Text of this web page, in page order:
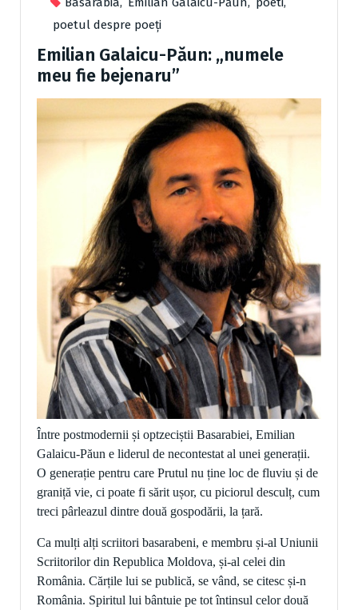
poetul despre poeți
Emilian Galaicu-Păun: „numele
meu fie bejenaru”
Între postmodernii și optzeciștii Basarabiei, Emilian
Galaicu-Păun e liderul de necontestat al unei generații.
O generație pentru care Prutul nu ține loc de fluviu și de
graniță vie, ci poate fi sărit ușor, cu piciorul desculț, cum
treci pârleazul dintre două gospodării, la țară.
Ca mulți alți scriitori basarabeni, e membru și-al Uniunii
Scriitorilor din Republica Moldova, și-al celei din
România. Cărțile lui se publică, se vând, se citesc și-n
România. Spiritul lui bântuie pe tot întinsul celor două